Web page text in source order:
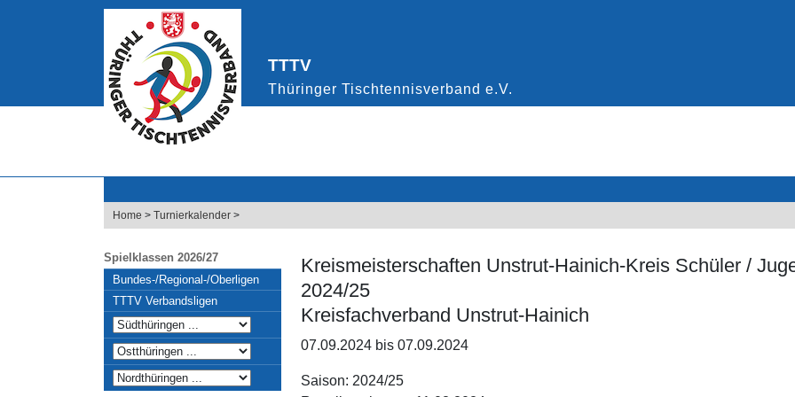
Home > Turnierkalender >
Spielklassen 2026/27
Bundes-/Regional-/Oberligen
TTTV Verbandsligen
Kreismeisterschaften Unstrut-Hainich-Kreis Schüler /
2024/25
Kreisfachverband Unstrut-Hainich
07.09.2024 bis 07.09.2024
Saison: 2024/25